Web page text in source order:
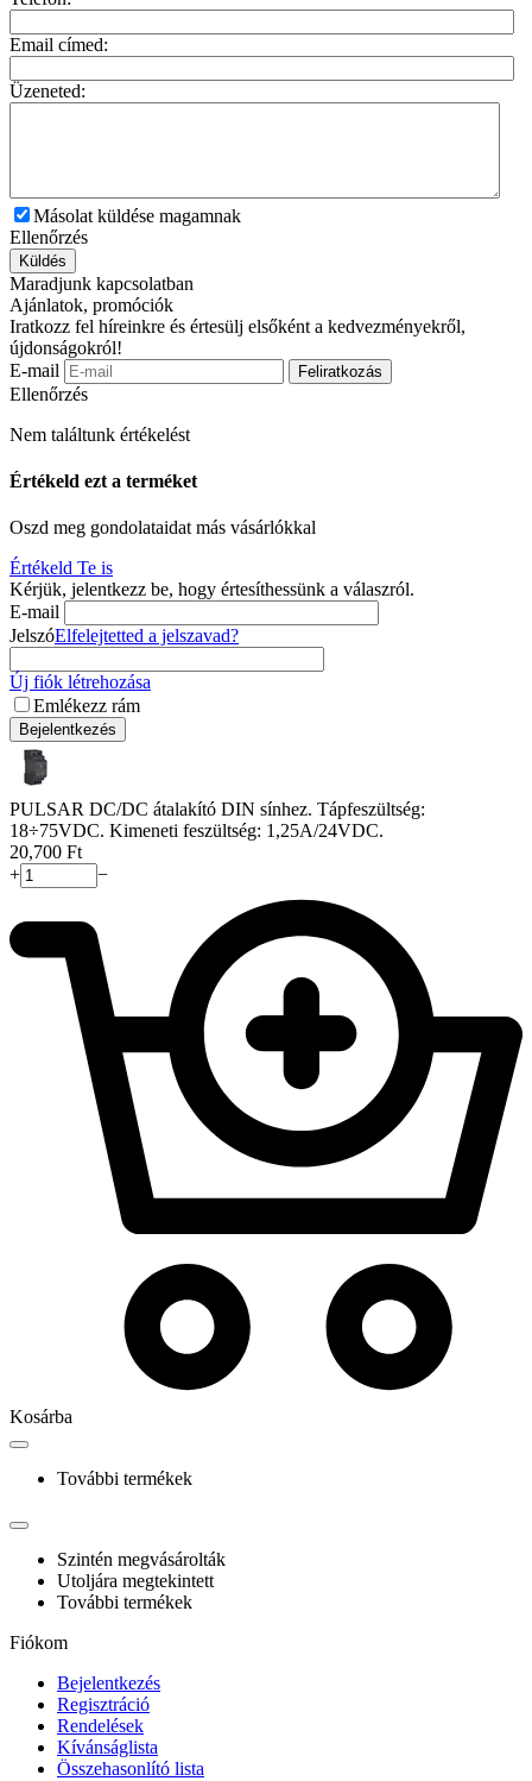
Email címed:
Üzeneted:
Másolat küldése magamnak
Ellenőrzés
Küldés
Maradjunk kapcsolatban
Ajánlatok, promóciók
Iratkozz fel híreinkre és értesülj elsőként a kedvezményekről,
újdonságokról!
E-mail
Feliratkozás
Ellenőrzés
Nem találtunk értékelést
Értékeld ezt a terméket
Oszd meg gondolataidat más vásárlókkal
Értékeld Te is
Kérjük, jelentkezz be, hogy értesíthessünk a válaszról.
E-mail
JelszóElfelejtetted a jelszavad?
Új fiók létrehozása
Emlékezz rám
Bejelentkezés
PULSAR DC/DC átalakító DIN sínhez. Tápfeszültség:
18÷75VDC. Kimeneti feszültség: 1,25A/24VDC.
20,700 Ft
+
−
Kosárba
További termékek
Szintén megvásárolták
Utoljára megtekintett
További termékek
Fiókom
Bejelentkezés
Regisztráció
Rendelések
Kívánságlista
Összehasonlító lista